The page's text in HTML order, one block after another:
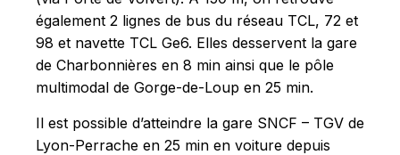
également 2 lignes de bus du réseau TCL, 72 et
98 et navette TCL Ge6. Elles desservent la gare
de Charbonnières en 8 min ainsi que le pôle
multimodal de Gorge-de-Loup en 25 min.
Il est possible d’atteindre la gare SNCF – TGV de
Lyon-Perrache en 25 min en voiture depuis